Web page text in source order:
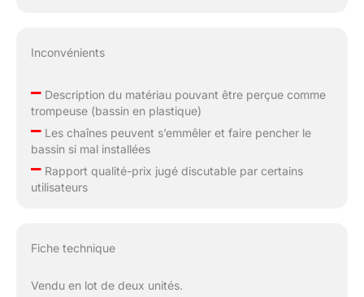
Inconvénients
–Description du matériau pouvant être perçue comme
trompeuse (bassin en plastique)
–Les chaînes peuvent s’emmêler et faire pencher le
bassin si mal installées
–Rapport qualité-prix jugé discutable par certains
utilisateurs
Fiche technique
Vendu en lot de deux unités.